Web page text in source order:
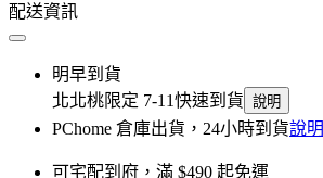
配送資訊
明早到貨
北北桃限定 7-11快速到貨 說明
PChome 倉庫出貨，24小時到貨說明
可宅配到府，滿 $490 起免運